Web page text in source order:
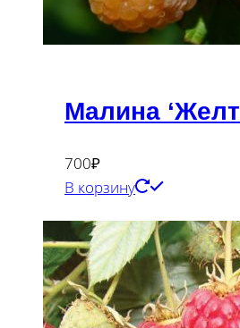
Малина
700₽
В корзину